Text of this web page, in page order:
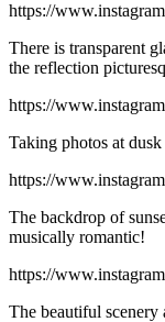
https://
There is transparent
the reflection
https://
Taking photos at
https://
The backdrop of
musically romantic!
https://
The beautiful